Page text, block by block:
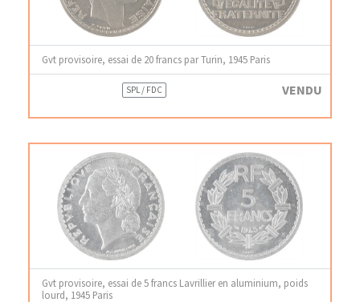
Gvt provisoire, essai de 20 francs par Turin, 1945 Paris
SPL / FDC VENDU
Gvt provisoire, essai de 5 francs Lavrillier en aluminium, poids
lourd, 1945 Paris